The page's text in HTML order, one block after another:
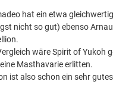
hat ein etwa
nicht so gut) ebenso
wäre Spirit of Yukoh
Masthavarie erlitten.
ist also schon ein sehr